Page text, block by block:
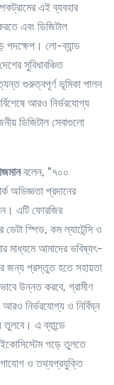
এই ব্যবহার
এবং ডিজিটাল
পদক্ষেপ। লো-ব্যান্ড
সুবিধাবঞ্চিত
গুরুত্বপূর্ণ ভূমিকা পালন
আরও নির্ভরযোগ্য
ডিজিটাল সেবাগুলো
বলেন, "৭০০
অভিজ্ঞতা প্রদানের
এটি ফোরজির
ডেটা স্পিড, কম ল্যাটেন্সি ও
মাধ্যমে আমাদের ভবিষ্যৎ-
প্রস্তুত হতে সহায়তা
উন্নত করবে, গ্রামীণ
নির্ভরযোগ্য ও নির্বিঘ্ন
তুলবে। এ ব্যান্ডে
ইকোসিস্টেম গড়ে তুলতে
ও তথ্যপ্রযুক্তি